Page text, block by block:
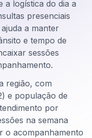
a logística do dia a
presenciais
a manter
e tempo de
sessões
região, com
e população de
por
na semana
o acompanhamento